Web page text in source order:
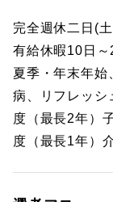
完全週休二日(
有給休暇10日～
夏季・年末年始
病、リフレッシ
度（最長2年）
度（最長1年）